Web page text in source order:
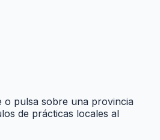
o pulsa sobre una provincia
de prácticas locales al